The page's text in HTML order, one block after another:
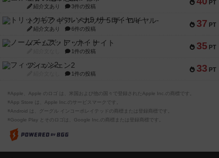
PT
紹介文あり 3件の投稿
37 PT
トリックギア - ペルソナ5 ザ・ロイヤル-
紹介文あり 6件の投稿
35 PT
ノームズ・アット・ナイト
1件の投稿
33 PT
フィッシェン2
1件の投稿
※Apple、Apple のロゴ は、米国および他の国々で登録されたApple Inc.の商標です。
※App Store は、Apple Inc.のサービスマークです。
※Android は、グーグル インコーポレイテッドの商標または登録商標です。
※Google Play とそのロゴは、Google Inc.の商標または登録商標です。